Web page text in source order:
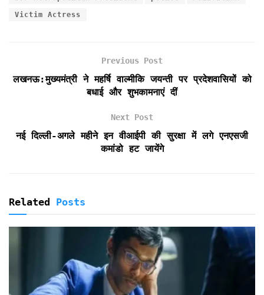
o
e
A
e
d
l
Victim Actress
Previous Post
लखनऊ:मुख्यमंत्री ने महर्षि वाल्मीकि जयन्ती पर प्रदेशवासियों को
बधाई और शुभकामनाएं दीं
Next Post
नई दिल्ली-अगले महीने इन वीआईपी की सुरक्षा में लगे एनएसजी
कमांडो हट जायेंगे
Related Posts